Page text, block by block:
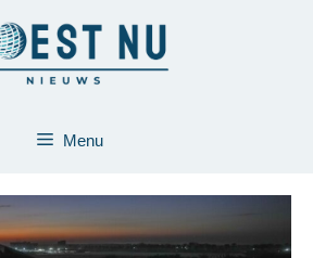
Menu